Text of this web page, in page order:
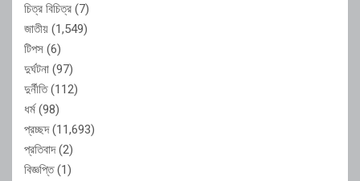
চিত্র বিচিত্র (7)
জাতীয় (1,549)
টিপস (6)
দুর্ঘটনা (97)
দুর্নীতি(112)
ধর্ম(98)
প্রচ্ছদ(11,693)
প্রতিবাদ(2)
বিজ্ঞপ্তি(1)